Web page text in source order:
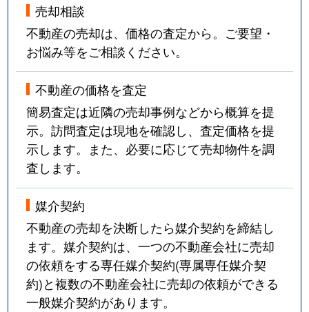
売却相談
不動産の売却は、価格の査定から。ご要望・
お悩み等をご相談ください。
不動産の価格を査定
簡易査定は近隣の売却事例などから概算を提
示。訪問査定は現地を確認し、査定価格を提
示します。また、必要に応じて売却物件を調
査します。
媒介契約
不動産の売却を決断したら媒介契約を締結し
ます。媒介契約は、一つの不動産会社に売却
の依頼をする専任媒介契約(専属専任媒介契
約)と複数の不動産会社に売却の依頼ができる
一般媒介契約があります。